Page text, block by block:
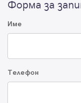
Форма за
Име
Телефон